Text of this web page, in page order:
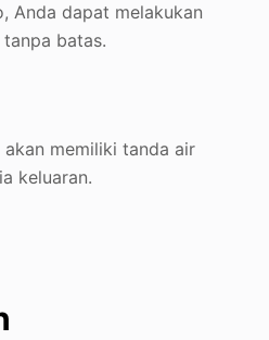
Anda dapat melakukan
batas.
memiliki tanda air
keluaran.